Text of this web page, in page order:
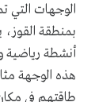
الوجهات التي
بمنطقة القوز،
أنشطة رياضية
هذه الوجهة
طاقتهم في